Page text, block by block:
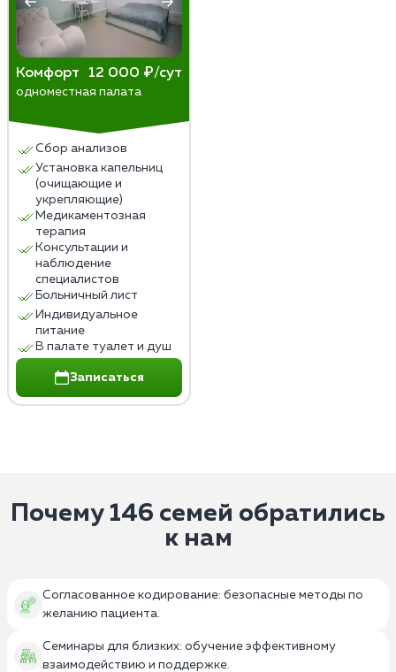
Комфорт 12 000 ₽/сут
одноместная палата
Сбор анализов
Установка капельниц
(очищающие и
укрепляющие)
Медикаментозная
терапия
Консультации и
наблюдение
специалистов
Больничный лист
Индивидуальное
питание
В палате туалет и душ
Записаться
Почему 146 семей обратились
к нам
Согласованное кодирование: безопасные методы по
желанию пациента.
Семинары для близких: обучение эффективному
взаимодействию и поддержке.